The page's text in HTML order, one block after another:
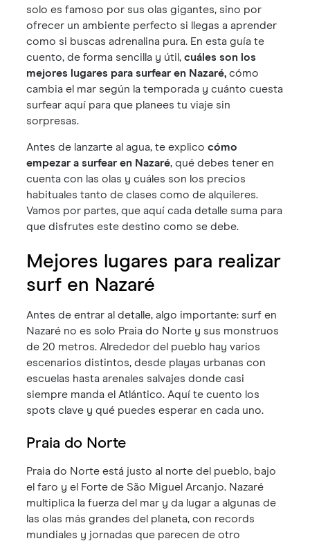
solo es famoso por sus olas gigantes, sino por
ofrecer un ambiente perfecto si llegas a aprender
como si buscas adrenalina pura. En esta guía te
cuento, de forma sencilla y útil,cuáles son los
mejores lugares para surfear en Nazaré, cómo
cambia el mar según la temporada y cuánto cuesta
surfear aquí para que planees tu viaje sin
sorpresas.
Antes de lanzarte al agua, te explicocómo
empezar a surfear en Nazaré, qué debes tener en
cuenta con las olas y cuáles son los precios
habituales tanto de clases como de alquileres.
Vamos por partes, que aquí cada detalle suma para
que disfrutes este destino como se debe.
Mejores lugares para realizar
surf en Nazaré
Antes de entrar al detalle, algo importante: surf en
Nazaré no es solo Praia do Norte y sus monstruos
de 20 metros. Alrededor del pueblo hay varios
escenarios distintos, desde playas urbanas con
escuelas hasta arenales salvajes donde casi
siempre manda el Atlántico. Aquí te cuento los
spots clave y qué puedes esperar en cada uno.
Praia do Norte
Praia do Norte está justo al norte del pueblo, bajo
el faro y el Forte de São Miguel Arcanjo. Nazaré
multiplica la fuerza del mar y da lugar a algunas de
las olas más grandes del planeta, con records
mundiales y jornadas que parecen de otro